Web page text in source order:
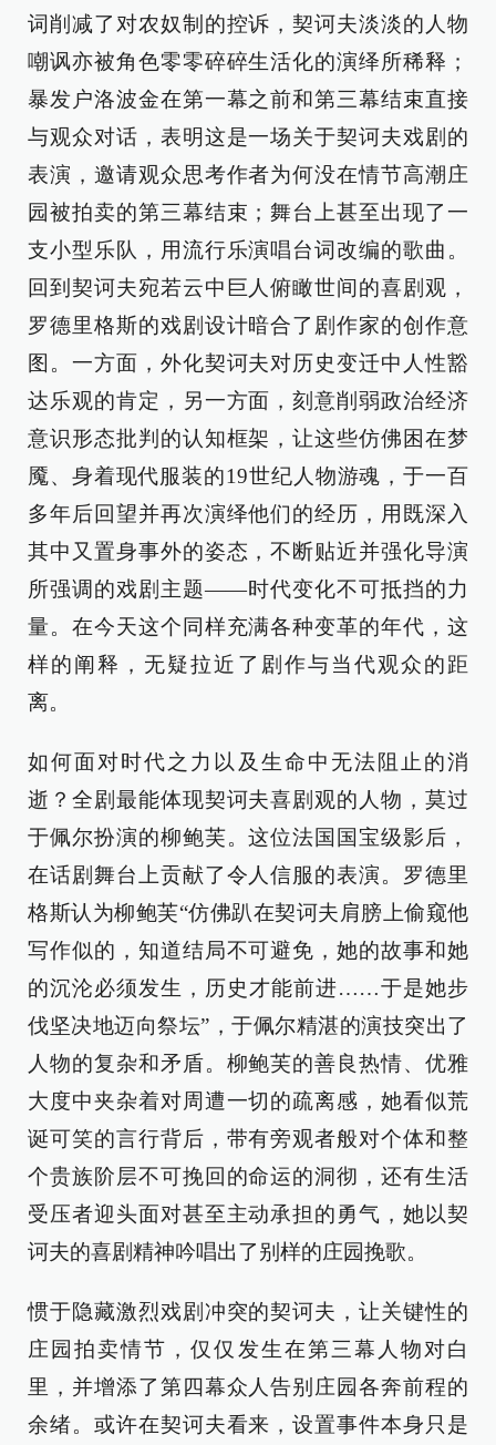
词削减了对农奴制的控诉，契诃夫淡淡的人物
嘲讽亦被角色零零碎碎生活化的演绎所稀释；
暴发户洛波金在第一幕之前和第三幕结束直接
与观众对话，表明这是一场关于契诃夫戏剧的
表演，邀请观众思考作者为何没在情节高潮庄
园被拍卖的第三幕结束；舞台上甚至出现了一
支小型乐队，用流行乐演唱台词改编的歌曲。
回到契诃夫宛若云中巨人俯瞰世间的喜剧观，
罗德里格斯的戏剧设计暗合了剧作家的创作意
图。一方面，外化契诃夫对历史变迁中人性豁
达乐观的肯定，另一方面，刻意削弱政治经济
意识形态批判的认知框架，让这些仿佛困在梦
魇、身着现代服装的19世纪人物游魂，于一百
多年后回望并再次演绎他们的经历，用既深入
其中又置身事外的姿态，不断贴近并强化导演
所强调的戏剧主题——时代变化不可抵挡的力
量。在今天这个同样充满各种变革的年代，这
样的阐释，无疑拉近了剧作与当代观众的距
离。
如何面对时代之力以及生命中无法阻止的消
逝？全剧最能体现契诃夫喜剧观的人物，莫过
于佩尔扮演的柳鲍芙。这位法国国宝级影后，
在话剧舞台上贡献了令人信服的表演。罗德里
格斯认为柳鲍芙“仿佛趴在契诃夫肩膀上偷窥他
写作似的，知道结局不可避免，她的故事和她
的沉沦必须发生，历史才能前进……于是她步
伐坚决地迈向祭坛”，于佩尔精湛的演技突出了
人物的复杂和矛盾。柳鲍芙的善良热情、优雅
大度中夹杂着对周遭一切的疏离感，她看似荒
诞可笑的言行背后，带有旁观者般对个体和整
个贵族阶层不可挽回的命运的洞彻，还有生活
受压者迎头面对甚至主动承担的勇气，她以契
诃夫的喜剧精神吟唱出了别样的庄园挽歌。
惯于隐藏激烈戏剧冲突的契诃夫，让关键性的
庄园拍卖情节，仅仅发生在第三幕人物对白
里，并增添了第四幕众人告别庄园各奔前程的
余绪。或许在契诃夫看来，设置事件本身只是